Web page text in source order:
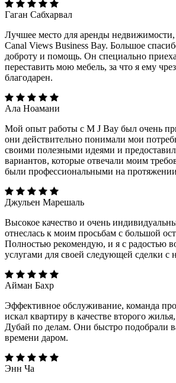
Гаган Сабхарвал
Лучшее место для аренды недвижимости,
Canal Views Business Bay. Большое
доброту и помощь. Он специально
переставить мою мебель, за что я ему
благодарен.
Ала Ноамани
Мой опыт работы с M J Bay был очень
они действительно понимали мои
своими полезными идеями и
вариантов, которые отвечали моим
были профессиональными на протяжении
Джульен Марешаль
Высокое качество и очень
отнеслась к моим просьбам с большой
Полностью рекомендую, и я с радостью
услугами для своей следующей сделки с
Айман Бахр
Эффективное обслуживание, команда
искал квартиру в качестве второго
Дубай по делам. Они быстро подобрали
времени даром.
Энн Ча